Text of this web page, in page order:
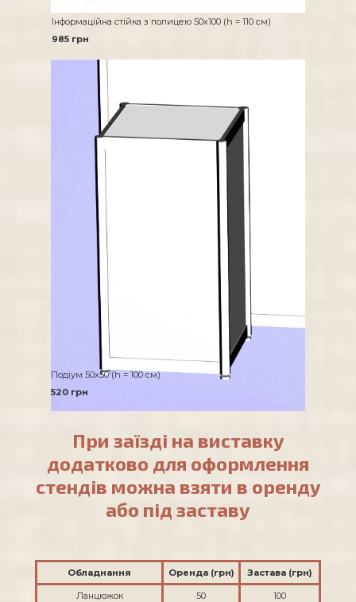
Інформаційна стійка з полицею 50х100 (h = 110 см)
985 грн
Подіум 50х50 (h = 100 см)
520 грн
При заїзді на виставку
додатково для оформлення
стендів можна взяти в оренду
або під заставу
Обладнання Оренда (грн) Застава (грн)
Ланцюжок 50 100